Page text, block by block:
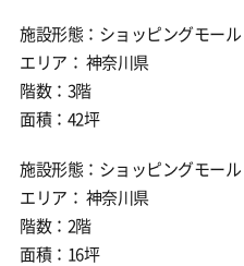
施設形態：ショッピングモール
エリア： 神奈川県
階数：3階
面積：42坪
施設形態：ショッピングモール
エリア： 神奈川県
階数：2階
面積：16坪